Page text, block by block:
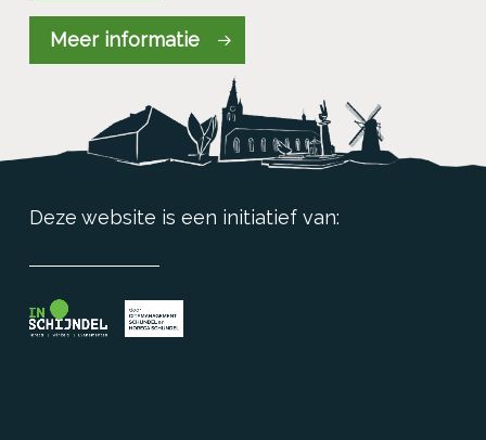
Meer informatie
Deze website is een initiatief van: